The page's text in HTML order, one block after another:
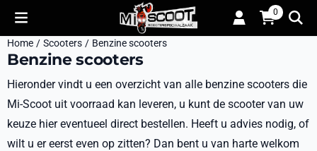
Cookievoorkeuren zijn momenteel gesloten. 0
Home / Scooters / Benzine scooters
Benzine scooters
Hieronder vindt u een overzicht van alle benzine scooters die
Mi-Scoot uit voorraad kan leveren, u kunt de scooter van uw
keuze hier eventueel direct bestellen. Heeft u advies nodig, of
wilt u er eerst even op zitten? Dan bent u van harte welkom